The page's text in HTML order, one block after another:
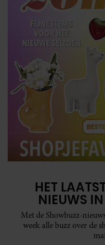
HET
NIEUWS
Met de Showbuzz-
week alle buzz over de